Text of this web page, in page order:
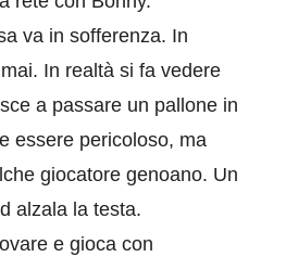
va in sofferenza. In
In realtà si fa vedere
a passare un pallone in
essere pericoloso, ma
giocatore genoano. Un
alzala la testa.
e gioca con